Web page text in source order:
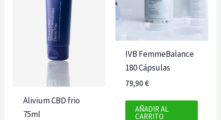
Alivium CBD frio
75ml
IVB FemmeBalance
180 Cápsulas
79,90€
AÑADIR AL
CARRITO